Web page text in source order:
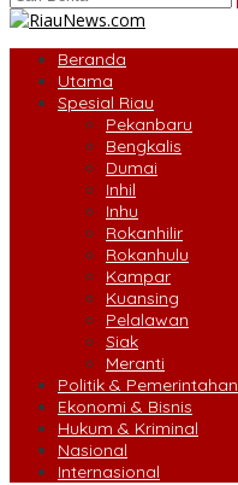
Beranda
Utama
Spesial Riau
Pekanbaru
Bengkalis
Dumai
Inhil
Inhu
Rokanhilir
Rokanhulu
Kampar
Kuansing
Pelalawan
Siak
Meranti
Politik & Pemerintahan
Ekonomi & Bisnis
Hukum & Kriminal
Nasional
Internasional